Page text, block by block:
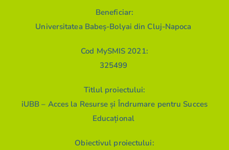
Beneficiar:
Universitatea Babeș-Bolyai din Cluj-Napoca
Cod MySMIS 2021:
325499
Titlul proiectului:
iUBB – Acces la Resurse și Îndrumare pentru Succes
Educațional
Obiectivul proiectului: